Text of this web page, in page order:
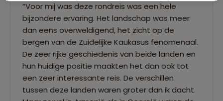
“Voor mij was deze rondreis was een hele
bijzondere ervaring. Het landschap was meer
dan eens overweldigend, het zicht op de
bergen van de Zuidelijke Kaukasus fenomenaal.
De zeer rijke geschiedenis van beide landen en
hun huidige positie maakten het dan ook tot
een zeer interessante reis. De verschillen
tussen deze landen waren groter dan ik dacht.